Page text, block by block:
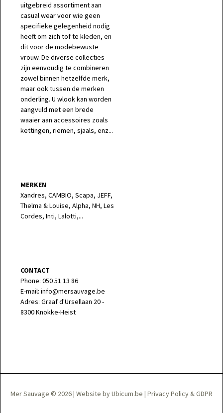
uitgebreid assortiment aan
casual wear voor wie geen
specifieke gelegenheid nodig
heeft om zich tof te kleden, en
dit voor de modebewuste
vrouw. De diverse collecties
zijn eenvoudig te combineren
zowel binnen hetzelfde merk,
maar ook tussen de merken
onderling. U wlook kan worden
aangvuld met een brede
waaier aan accessoires zoals
kettingen, riemen, sjaals, enz...
MERKEN
Xandres, CAMBIO, Scapa, JEFF,
Thelma & Louise, Alpha, NH, Les
Cordes, Inti, Lalotti,...
CONTACT
Phone: 050 51 13 86
E-mail: info@mersauvage.be
Adres: Graaf d'Ursellaan 20 -
8300 Knokke-Heist
Mer Sauvage © 2026| Website by Ubicum.be | Privacy Policy & GDPR